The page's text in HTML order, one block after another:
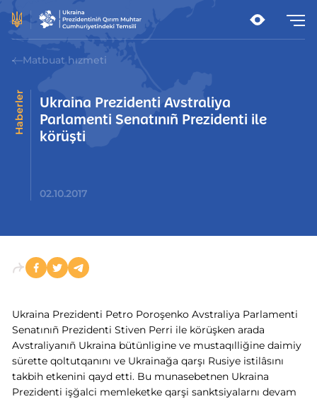
Matbuat hızmeti
Haberler
Ukraina Prezidenti Avstraliya
Parlamenti Senatınıñ Prezidenti ile
körüşti
02.10.2017
Ukraina Prezidenti Petro Poroşenko Avstraliya Parlamenti
Senatınıñ Prezidenti Stiven Perri ile körüşken arada
Avstraliyanıñ Ukraina bütünligine ve mustaqılliğine daimiy
sürette qoltutqanını ve Ukrainağa qarşı Rusiye istilâsını
takbih etkenini qayd etti. Bu munasebetnen Ukraina
Prezidenti işğalci memleketke qarşi sanktsiyalarnı devam